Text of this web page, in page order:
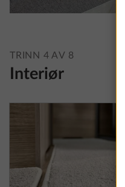
TRINN 4 AV 8
Interiør